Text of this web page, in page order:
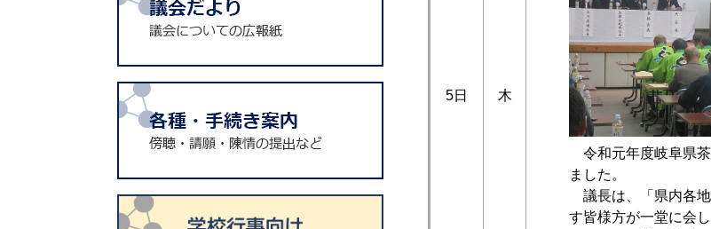
5日 木
令和元年度岐阜県
ました。
議長は、「県内各
す皆様方が一堂に会